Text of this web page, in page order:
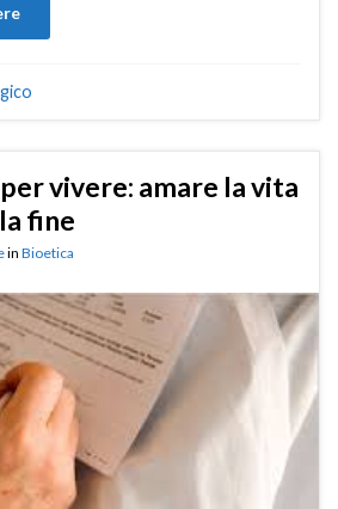
vivere: amare la vita
fine
in Bioetica